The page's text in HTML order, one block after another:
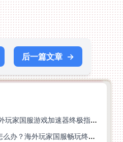
后一篇文章 →
印度怎么玩全民突击？海外玩家国服游戏加速器终极指南（附原神延迟优化+精灵之境加速器选择）
300大作战国外无法登陆怎么办？海外玩家国服畅玩终极指南（附实测推荐）